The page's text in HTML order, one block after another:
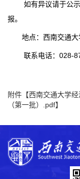
如有异议请于公
报。
地点：西南交通
联系电话： 028-
附件【西南交通大学
（第一批）.pdf】